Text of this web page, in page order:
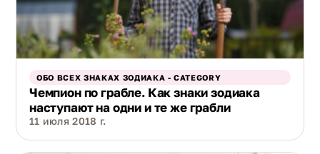
ОБО ВСЕХ ЗНАКАХ ЗОДИАКА - CATEGORY
Чемпион по грабле. Как знаки зодиака
наступают на одни и те же грабли
11 июля 2018 г.